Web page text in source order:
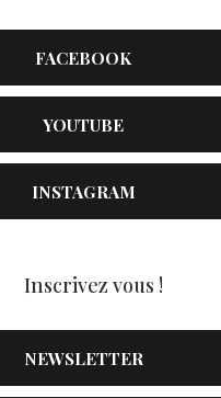
FACEBOOK
YOUTUBE
INSTAGRAM
Inscrivez vous !
NEWSLETTER